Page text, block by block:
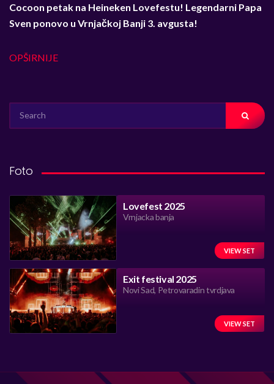
Cocoon petak na Heineken Lovefestu! Legendarni Papa
Sven ponovo u Vrnjačkoj Banji 3. avgusta!
OPŠIRNIJE
FOR:
Foto
Lovefest 2025
Vrnjacka banja
VIEW SET
Exit festival 2025
Novi Sad, Petrovaradin tvrdjava
VIEW SET